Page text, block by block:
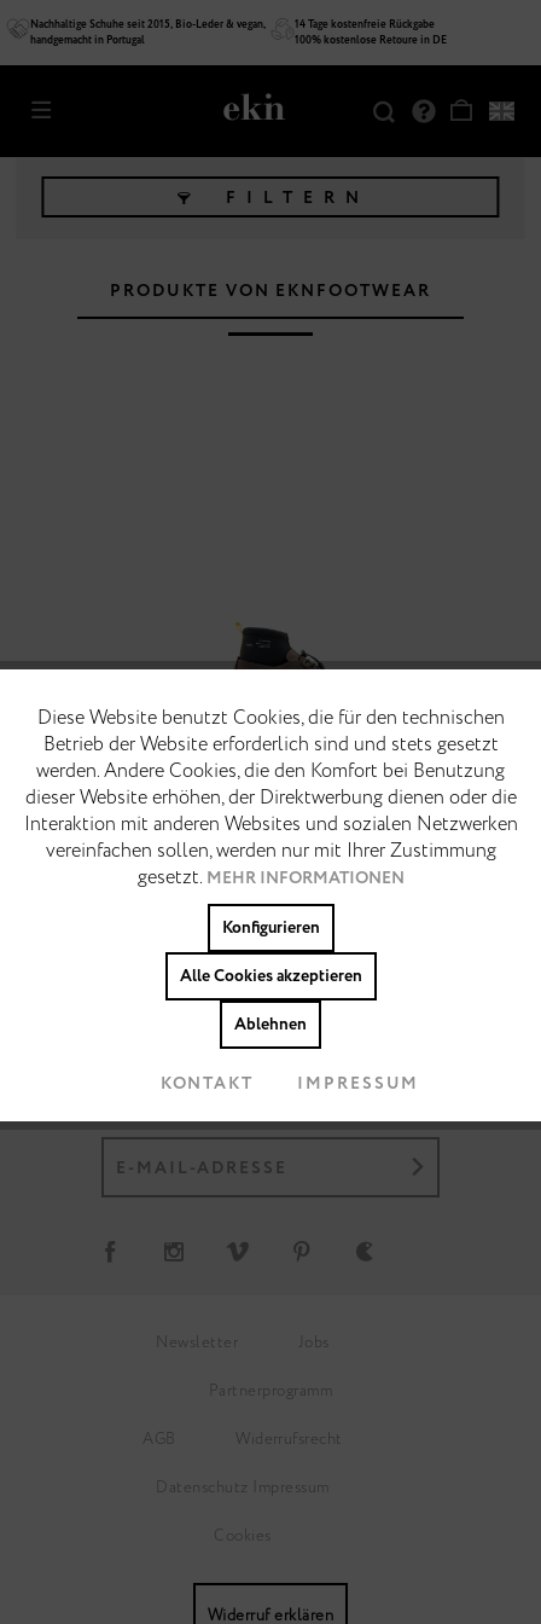
Nachhaltige Schuhe seit 2015, Bio-Leder & vegan,
handgemacht in Portugal
14 Tage kostenfreie Rückgabe
100% kostenlose Retoure in DE
PRODUKTE VON EKNFOOTWEAR
FILTERN
QUINCE BROWN
Tradition neu programmiert. Ein Hybrid aus klassischem Desert Boot
und futuristischem Design. Der Quince entstand über mehrere Jahre
hinweg als persönliches Entwicklungsprojekt unseres Creative
Directors Marek Bäuerlein. Inspiriert von...
199,90 € * 219,90 € *
Newsletter Jobs
Partnerprogramm
AGB Widerrufsrecht
Datenschutz Impressum
Cookies
Widerruf erklären
Funktionale Aktiv
Marketing Inaktiv
Tracking Inaktiv
Cookies akzeptieren
Diese Website benutzt Cookies, die für den technischen
Betrieb der Website erforderlich sind und stets gesetzt
werden. Andere Cookies, die den Komfort bei Benutzung
dieser Website erhöhen, der Direktwerbung dienen oder die
Interaktion mit anderen Websites und sozialen Netzwerken
vereinfachen sollen, werden nur mit Ihrer Zustimmung
gesetzt. MEHR INFORMATIONEN
Konfigurieren
Alle Cookies akzeptieren
Ablehnen
KONTAKT IMPRESSUM